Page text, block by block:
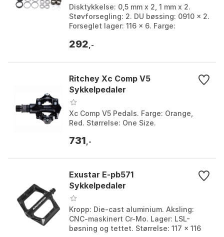
Disktykkelse: 0,5 mm x 2, 1 mm x 2.
Støvforsegling: 2. DU bøssing: 0910 x 2.
Forseglet lager: 116 x 6. Farge:
292 ,-
Ritchey Xc Comp V5
Sykkelpedaler
Xc Comp V5 Pedals. Farge: Orange,
Red. Størrelse: One Size.
731 ,-
Exustar E-pb571
Sykkelpedaler
Kropp: Die-cast aluminium. Aksling:
CNC-maskinert Cr-Mo. Lager: LSL-
bøsning og tettet. Størrelse: 117 x 116